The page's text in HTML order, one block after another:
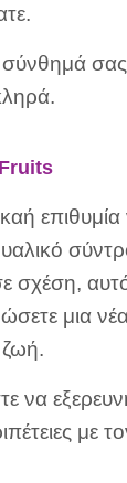
σύνθημά
επιθυμία
σχέση,
μια
ζωή.
να
με